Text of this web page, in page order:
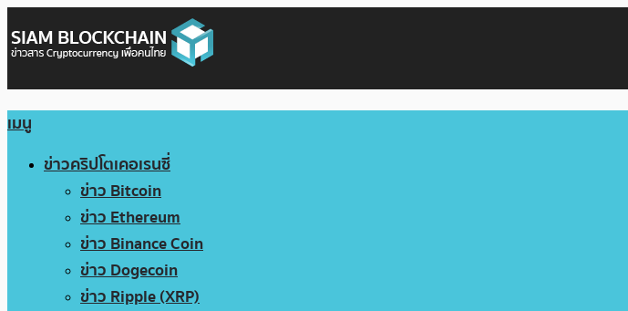
เมนู
ข่าวคริปโตเคอเรนซี่
ข่าว Bitcoin
ข่าว Ethereum
ข่าว Binance Coin
ข่าว Dogecoin
ข่าว Ripple (XRP)